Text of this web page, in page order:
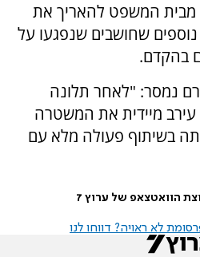
המשפט להאריך את
שחושבים שנפגעו על
בהקדם.
נמסר: "לאחר תלונה
מיידית את המשטרה
בשיתוף פעולה מלא עם
הוואטצאפ של ערוץ 7
לא ראויה? דווחו לנו